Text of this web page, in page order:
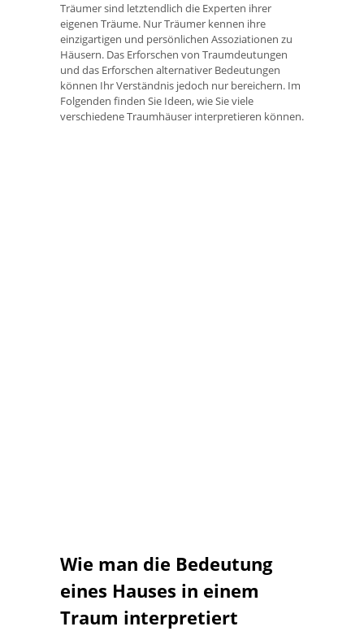
Träumer sind letztendlich die Experten ihrer
eigenen Träume. Nur Träumer kennen ihre
einzigartigen und persönlichen Assoziationen zu
Häusern. Das Erforschen von Traumdeutungen
und das Erforschen alternativer Bedeutungen
können Ihr Verständnis jedoch nur bereichern. Im
Folgenden finden Sie Ideen, wie Sie viele
verschiedene Traumhäuser interpretieren können.
Wie man die Bedeutung
eines Hauses in einem
Traum interpretiert